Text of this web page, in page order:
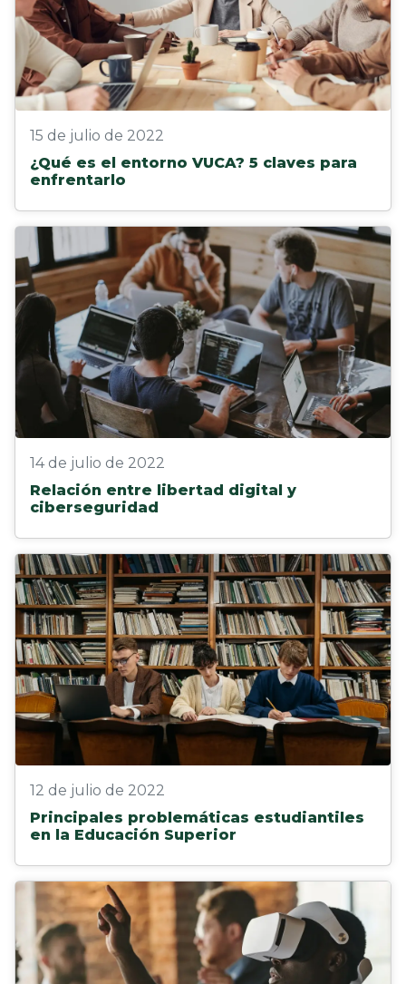
15 de julio de 2022
¿Qué es el entorno VUCA? 5 claves para
enfrentarlo
14 de julio de 2022
Relación entre libertad digital y
ciberseguridad
12 de julio de 2022
Principales problemáticas estudiantiles
en la Educación Superior